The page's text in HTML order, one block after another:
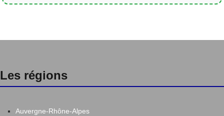
Les régions
Auvergne-Rhône-Alpes